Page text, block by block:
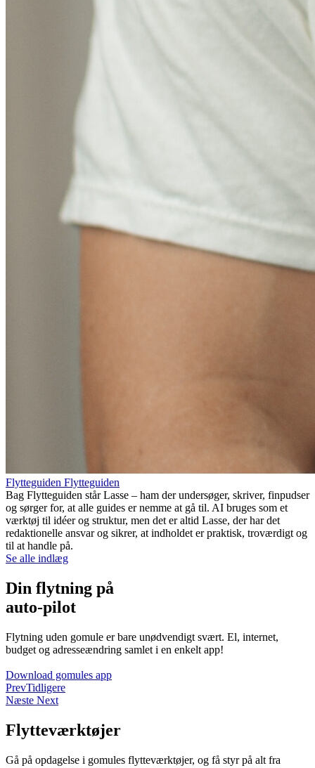
Flytteguiden Flytteguiden
Bag Flytteguiden står Lasse – ham der undersøger, skriver, finpudser
og sørger for, at alle guides er nemme at gå til. AI bruges som et
værktøj til idéer og struktur, men det er altid Lasse, der har det
redaktionelle ansvar og sikrer, at indholdet er praktisk, troværdigt og
til at handle på.
Se alle indlæg
Din flytning på
auto-pilot
Flytning uden gomule er bare unødvendigt svært. El, internet,
budget og adresseændring samlet i en enkelt app!
Download gomules app
PrevTidligere
Næste Next
Flytteværktøjer
Gå på opdagelse i gomules flytteværktøjer, og få styr på alt fra